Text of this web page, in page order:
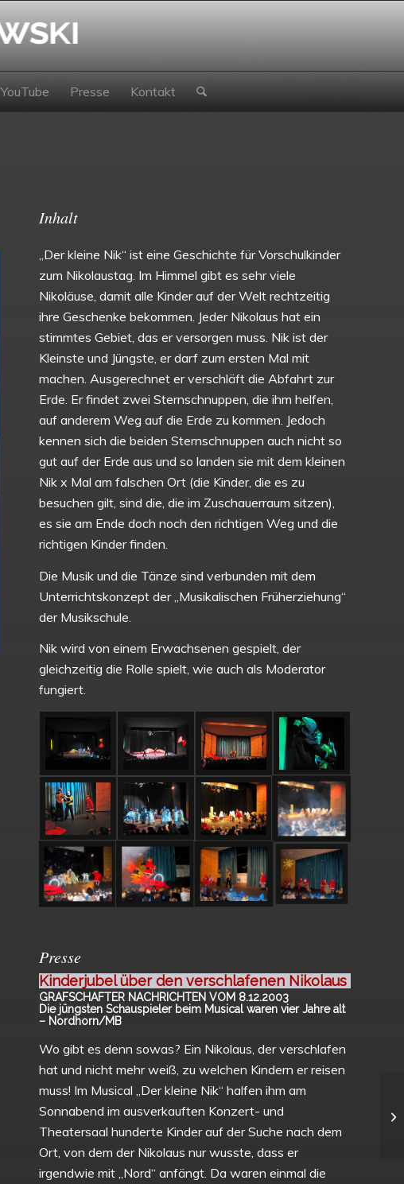
YouTube Presse Kontakt
Inhalt
„Der kleine Nik“ ist eine Geschichte für Vorschulkinder
zum Nikolaustag. Im Himmel gibt es sehr viele
Nikoläuse, damit alle Kinder auf der Welt rechtzeitig
ihre Geschenke bekommen. Jeder Nikolaus hat ein
stimmtes Gebiet, das er versorgen muss. Nik ist der
Kleinste und Jüngste, er darf zum ersten Mal mit
machen. Ausgerechnet er verschläft die Abfahrt zur
Erde. Er findet zwei Sternschnuppen, die ihm helfen,
auf anderem Weg auf die Erde zu kommen. Jedoch
kennen sich die beiden Sternschnuppen auch nicht so
gut auf der Erde aus und so landen sie mit dem kleinen
Nik x Mal am falschen Ort (die Kinder, die es zu
besuchen gilt, sind die, die im Zuschauerraum sitzen),
es sie am Ende doch noch den richtigen Weg und die
richtigen Kinder finden.
Die Musik und die Tänze sind verbunden mit dem
Unterrichtskonzept der „Musikalischen Früherziehung“
der Musikschule.
Nik wird von einem Erwachsenen gespielt, der
gleichzeitig die Rolle spielt, wie auch als Moderator
fungiert.
Presse
Kinderjubel über den verschlafenen Nikolaus
GRAFSCHAFTER NACHRICHTEN VOM 8.12.2003
Die jüngsten Schauspieler beim Musical waren vier Jahre alt
– Nordhorn/MB
Wo gibt es denn sowas? Ein Nikolaus, der verschlafen
hat und nicht mehr weiß, zu welchen Kindern er reisen
muss! Im Musical „Der kleine Nik“ halfen ihm am
Sonnabend im ausverkauften Konzert- und
Theatersaal hunderte Kinder auf der Suche nach dem
Ort, von dem der Nikolaus nur wusste, dass er
irgendwie mit „Nord“ anfängt. Da waren einmal die